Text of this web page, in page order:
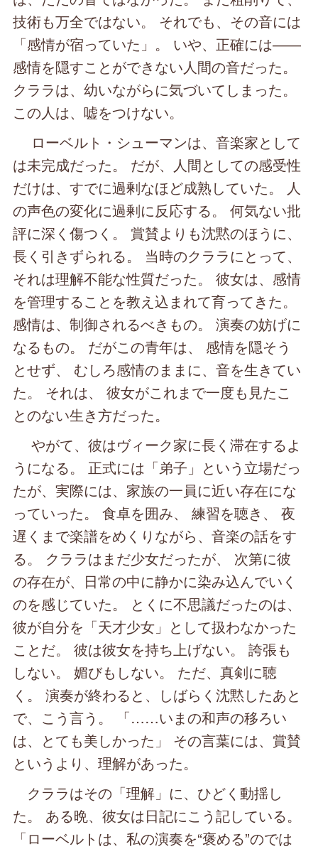
技術も万全ではない。 それでも、その音には
「感情が宿っていた」。 いや、正確には――
感情を隠すことができない人間の音だった。
クララは、幼いながらに気づいてしまった。
この人は、嘘をつけない。
ローベルト・シューマンは、音楽家として
は未完成だった。 だが、人間としての感受性
だけは、すでに過剰なほど成熟していた。 人
の声色の変化に過剰に反応する。 何気ない批
評に深く傷つく。 賞賛よりも沈黙のほうに、
長く引きずられる。 当時のクララにとって、
それは理解不能な性質だった。 彼女は、感情
を管理することを教え込まれて育ってきた。
感情は、制御されるべきもの。 演奏の妨げに
なるもの。 だがこの青年は、 感情を隠そう
とせず、 むしろ感情のままに、音を生きてい
た。 それは、 彼女がこれまで一度も見たこ
とのない生き方だった。
やがて、彼はヴィーク家に長く滞在するよ
うになる。 正式には「弟子」という立場だっ
たが、実際には、家族の一員に近い存在にな
っていった。 食卓を囲み、 練習を聴き、 夜
遅くまで楽譜をめくりながら、音楽の話をす
る。 クララはまだ少女だったが、 次第に彼
の存在が、日常の中に静かに染み込んでいく
のを感じていた。 とくに不思議だったのは、
彼が自分を「天才少女」として扱わなかった
ことだ。 彼は彼女を持ち上げない。 誇張も
しない。 媚びもしない。 ただ、真剣に聴
く。 演奏が終わると、しばらく沈黙したあと
で、こう言う。 「……いまの和声の移ろい
は、とても美しかった」 その言葉には、賞賛
というより、理解があった。
クララはその「理解」に、ひどく動揺し
た。 ある晩、彼女は日記にこう記している。
「ローベルトは、私の演奏を“褒める”のでは